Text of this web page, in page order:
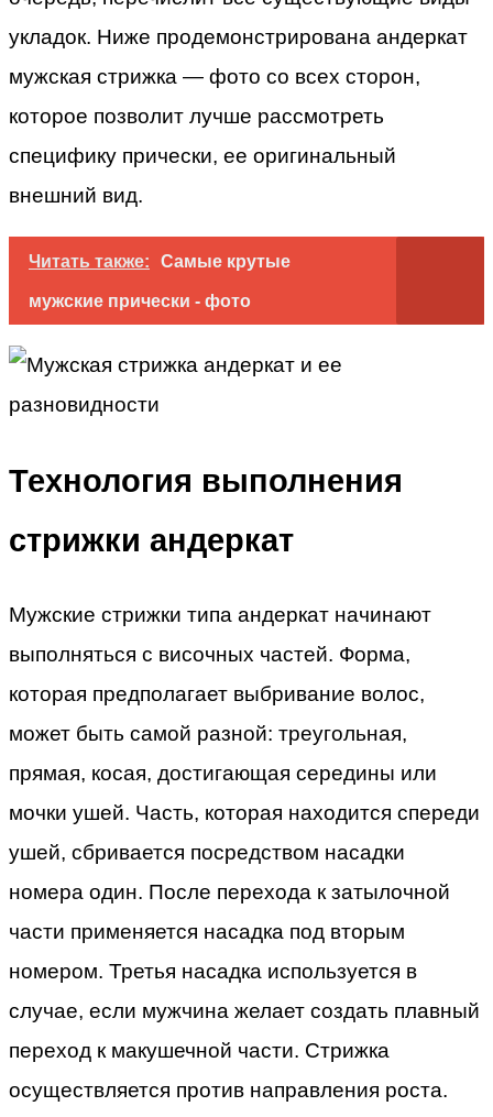
укладок. Ниже продемонстрирована андеркат
мужская стрижка — фото со всех сторон,
которое позволит лучше рассмотреть
специфику прически, ее оригинальный
внешний вид.
Читать также: Самые крутые
мужские прически - фото
Технология выполнения
стрижки андеркат
Мужские стрижки типа андеркат начинают
выполняться с височных частей. Форма,
которая предполагает выбривание волос,
может быть самой разной: треугольная,
прямая, косая, достигающая середины или
мочки ушей. Часть, которая находится спереди
ушей, сбривается посредством насадки
номера один. После перехода к затылочной
части применяется насадка под вторым
номером. Третья насадка используется в
случае, если мужчина желает создать плавный
переход к макушечной части. Стрижка
осуществляется против направления роста.